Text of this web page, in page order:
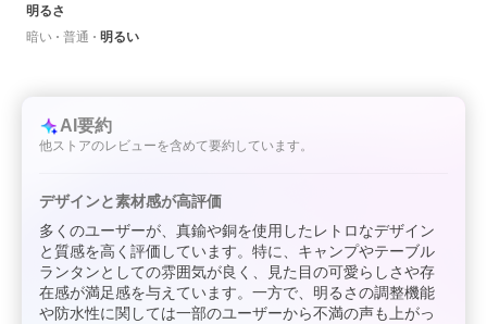
明るさ
暗い
普通 明るい
AI要約
他ストアのレビューを含めて要約しています。
デザインと素材感が高評価
多くのユーザーが、真鍮や銅を使用したレトロなデザイン
と質感を高く評価しています。特に、キャンプやテーブル
ランタンとしての雰囲気が良く、見た目の可愛らしさや存
在感が満足感を与えています。一方で、明るさの調整機能
や防水性に関しては一部のユーザーから不満の声も上がっ